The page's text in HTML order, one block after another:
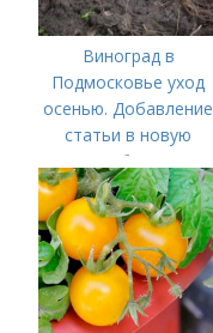
Виноград в
Подмосковье уход
осенью. Добавление
статьи в новую
подборку